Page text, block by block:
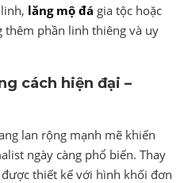
lăng mộ đá gia tộc hoặc
thêm phần linh thiêng và uy
cách hiện đại –
lan rộng mạnh mẽ khiến
ngày càng phổ biến. Thay
thiết kế với hình khối đơn